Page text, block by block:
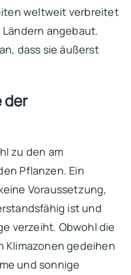
weltweit verbreitet
angebaut.
dass sie äußerst
der
zu den am
Pflanzen. Ein
Voraussetzung,
ist und
verzeiht. Obwohl die
Klimazonen gedeihen
und sonnige